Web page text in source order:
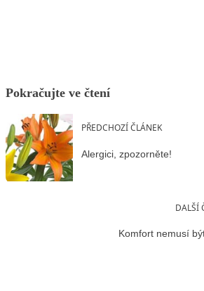
Pokračujte ve čtení
PŘEDCHOZÍ ČLÁNEK
Alergici, zpozorněte!
DALŠÍ
Komfort nemusí